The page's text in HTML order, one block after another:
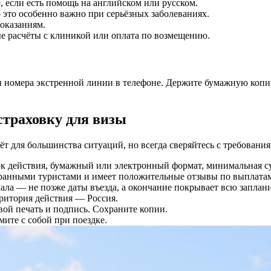
есть помощь на английском или русском.
особенно важно при серьёзных заболеваниях.
расчёты с клиникой или оплата по возмещению.
номера экстренной линии в телефоне. Держите бумажную
для визы
большинства ситуаций, но всегда сверяйтесь с
действия, бумажный или электронный формат, минимальная
туристами и имеет положительные отзывы по
— не позже даты въезда, а окончание покрывает всю
действия — Россия.
печать и подпись. Сохраните копии.
с собой при поездке.